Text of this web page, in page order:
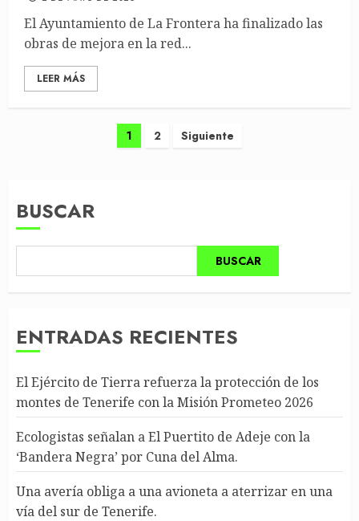
El Ayuntamiento de La Frontera ha finalizado las
obras de mejora en la red...
LEER MÁS
1 2 Siguiente
BUSCAR
BUSCAR
ENTRADAS RECIENTES
El Ejército de Tierra refuerza la protección de los
montes de Tenerife con la Misión Prometeo 2026
Ecologistas señalan a El Puertito de Adeje con la
‘Bandera Negra’ por Cuna del Alma.
Una avería obliga a una avioneta a aterrizar en una
vía del sur de Tenerife.